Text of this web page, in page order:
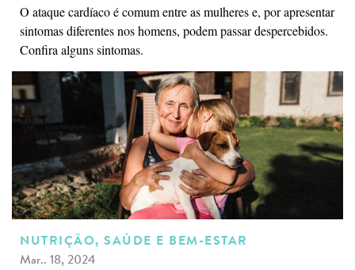
O ataque cardíaco é comum entre as mulheres e, por apresentar
sintomas diferentes nos homens, podem passar despercebidos.
Confira alguns sintomas.
NUTRIÇÃO, SAÚDE E BEM-ESTAR
Mar.. 18, 2024